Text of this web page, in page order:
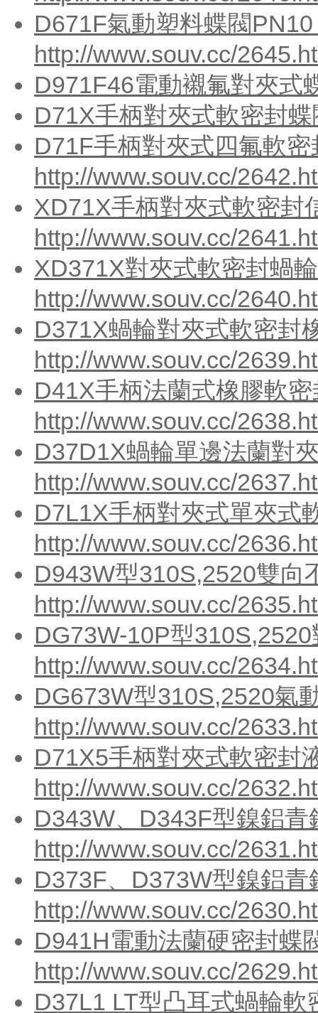
D671F氣動塑料蝶閥
http://www.souv.cc/
D971F46電動襯氟對夾式
D71X手柄對夾式軟密封蝶
D71F手柄對夾式四氟軟密
http://www.souv.cc/
XD71X手柄對夾式軟密封
http://www.souv.cc/
XD371X對夾式軟密封蝸
http://www.souv.cc/
D371X蝸輪對夾式軟密封
http://www.souv.cc/
D41X手柄法蘭式橡膠軟
http://www.souv.cc/
D37D1X蝸輪單邊法蘭對
http://www.souv.cc/
D7L1X手柄對夾式單夾式
http://www.souv.cc/
D943W型310S,2520雙向
http://www.souv.cc/
DG73W-10P型
http://www.souv.cc/
DG673W型310S,2520氣
http://www.souv.cc/
D71X5手柄對夾式軟密封
http://www.souv.cc/
D343W、D343F型鎳鋁青
http://www.souv.cc/
D373F、D373W型鎳鋁
http://www.souv.cc/
D941H電動法蘭硬密封蝶
http://www.souv.cc/
D37L1 LT型凸耳式蝸輪軟